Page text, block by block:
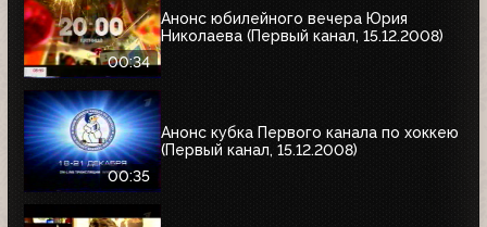
00:34
Анонс юбилейного вечера Юрия
Николаева (Первый канал, 15.12.2008)
00:35
Анонс кубка Первого канала по хоккею
(Первый канал, 15.12.2008)